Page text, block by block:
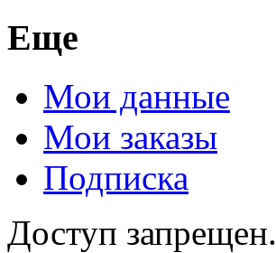
Еще
Мои данные
Мои заказы
Подписка
Доступ запрещен.